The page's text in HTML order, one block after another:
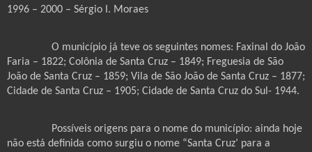
1996 – 2000 – Sérgio I. Moraes
O município já teve os seguintes nomes: Faxinal do João
Faria – 1822; Colônia de Santa Cruz – 1849; Freguesia de São
João de Santa Cruz – 1859; Vila de São João de Santa Cruz – 1877;
Cidade de Santa Cruz – 1905; Cidade de Santa Cruz do Sul- 1944.
Possíveis origens para o nome do município: ainda hoje
não está definida como surgiu o nome “Santa Cruz’ para a